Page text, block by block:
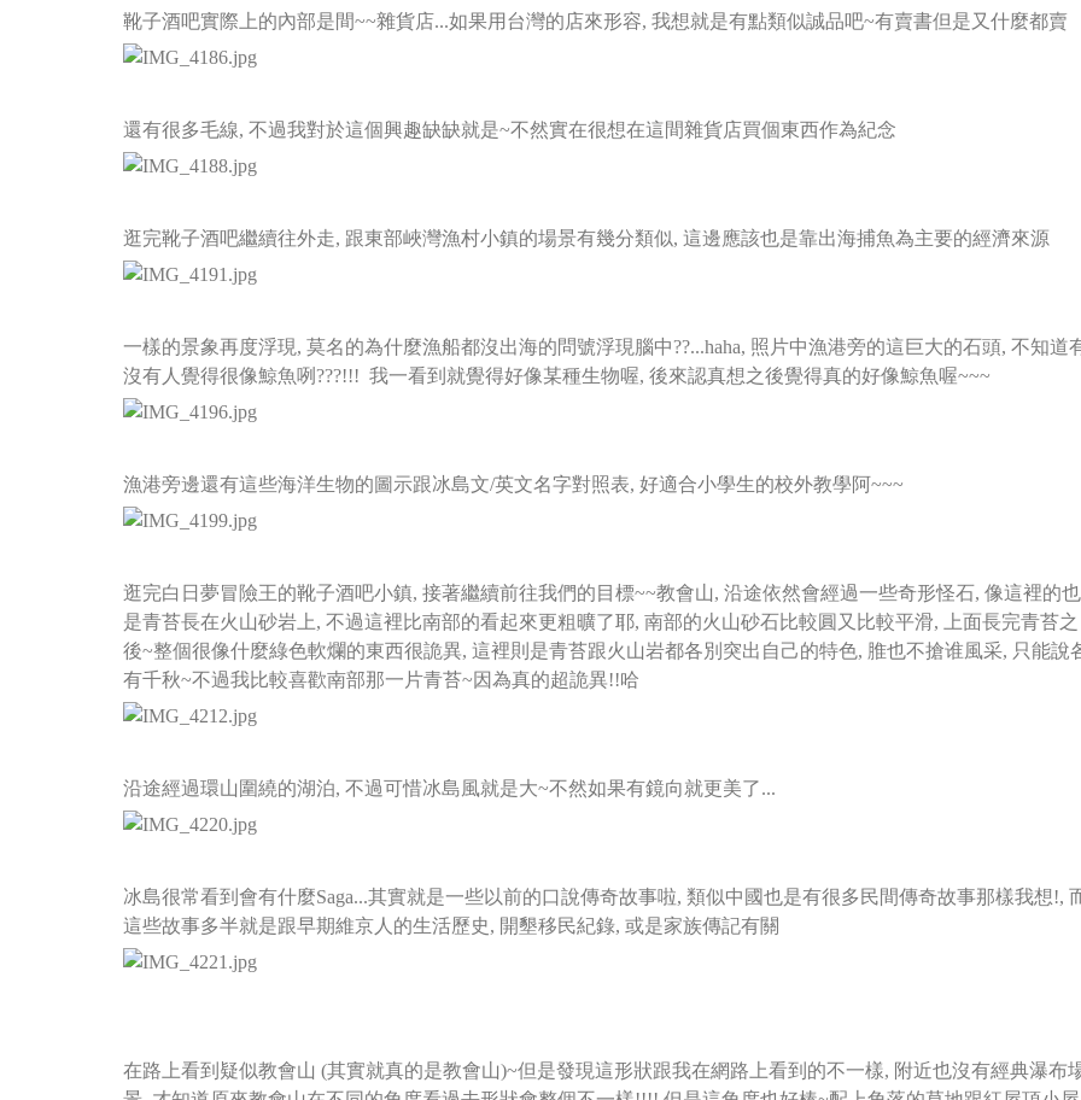
靴子酒吧實際上的內部是間~~雜貨店...如果用台灣的店來形容, 我想就是有點類似誠品吧~有賣書但是又什麼都賣
還有很多毛線, 不過我對於這個興趣缺缺就是~不然實在很想在這間雜貨店買個東西作為紀念
逛完靴子酒吧繼續往外走, 跟東部峽灣漁村小鎮的場景有幾分類似, 這邊應該也是靠出海捕魚為主要的經濟來源
一樣的景象再度浮現, 莫名的為什麼漁船都沒出海的問號浮現腦中??...haha, 照片中漁港旁的這巨大的石頭, 不知道
沒有人覺得很像鯨魚咧???!!! 我一看到就覺得好像某種生物喔, 後來認真想之後覺得真的好像鯨魚喔~~~
漁港旁邊還有這些海洋生物的圖示跟冰島文/英文名字對照表, 好適合小學生的校外教學阿~~~
逛完白日夢冒險王的靴子酒吧小鎮, 接著繼續前往我們的目標~~教會山, 沿途依然會經過一些奇形怪石, 像這裡的也
是青苔長在火山砂岩上, 不過這裡比南部的看起來更粗曠了耶, 南部的火山砂石比較圓又比較平滑, 上面長完青苔之
後~整個很像什麼綠色軟爛的東西很詭異, 這裡則是青苔跟火山岩都各別突出自己的特色, 脽也不搶谁風采, 只能說
有千秋~不過我比較喜歡南部那一片青苔~因為真的超詭異!!哈
沿途經過環山圍繞的湖泊, 不過可惜冰島風就是大~不然如果有鏡向就更美了...
冰島很常看到會有什麼Saga...其實就是一些以前的口說傳奇故事啦, 類似中國也是有很多民間傳奇故事那樣我想!,
這些故事多半就是跟早期維京人的生活歷史, 開墾移民紀錄, 或是家族傳記有關
在路上看到疑似教會山 (其實就真的是教會山)~但是發現這形狀跟我在網路上看到的不一樣, 附近也沒有經典瀑布